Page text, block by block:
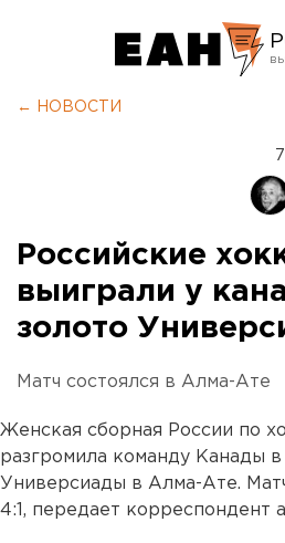
← НОВОСТИ
Российские
выиграли у
золото
Матч состоялся в Алма-Ате
Женская сборная России по
разгромила команду Канады
Универсиады в Алма-Ате.
4:1, передает корреспондент